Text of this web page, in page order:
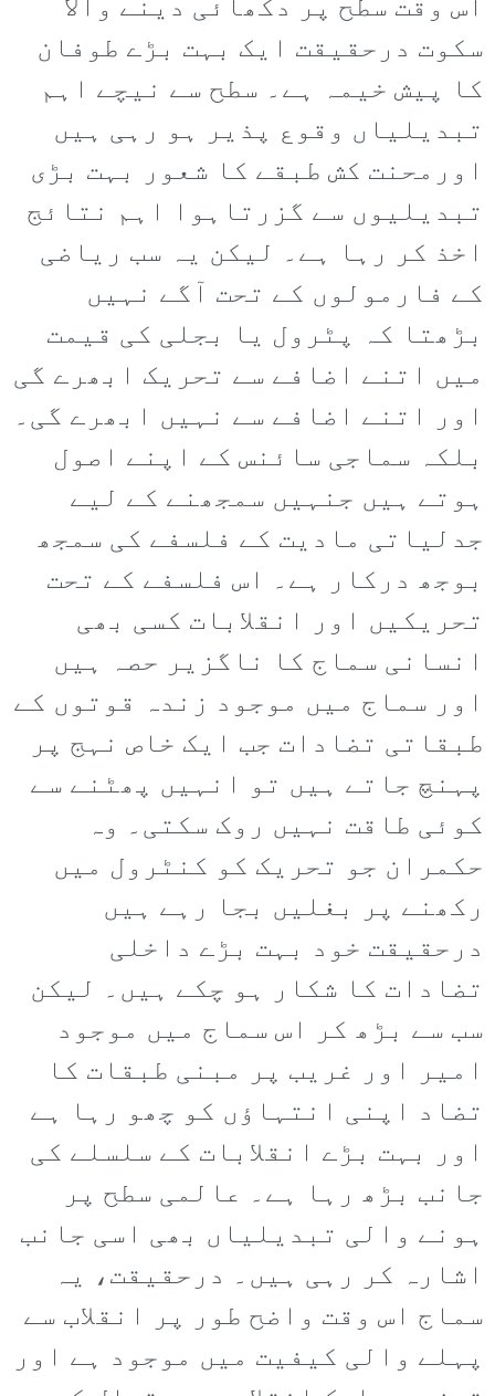
سکوت درحقیقت ایک بہت بڑے طوفان
کا پیش خیمہ ہے۔ سطح سے نیچے اہم
تبدیلیاں وقوع پذیر ہو رہی ہیں
اورمحنت کش طبقے کا شعور بہت بڑی
تبدیلیوں سے گزرتاہوا اہم نتائج
اخذ کر رہا ہے۔ لیکن یہ سب ریاضی
کے فارمولوں کے تحت آگے نہیں
بڑھتا کہ پٹرول یا بجلی کی قیمت
میں اتنے اضافے سے تحریک ابھرے گی
اور اتنے اضافے سے نہیں ابھرے گی۔
بلکہ سماجی سائنس کے اپنے اصول
ہوتے ہیں جنہیں سمجھنے کے لیے
جدلیاتی مادیت کے فلسفے کی سمجھ
بوجھ درکار ہے۔ اس فلسفے کے تحت
تحریکیں اور انقلابات کسی بھی
انسانی سماج کا ناگزیر حصہ ہیں
اور سماج میں موجود زندہ قوتوں کے
طبقاتی تضادات جب ایک خاص نہج پر
پہنچ جاتے ہیں تو انہیں پھٹنے سے
کوئی طاقت نہیں روک سکتی۔ وہ
حکمران جو تحریک کو کنٹرول میں
رکھنے پر بغلیں بجا رہے ہیں
درحقیقت خود بہت بڑے داخلی
تضادات کا شکار ہو چکے ہیں۔ لیکن
سب سے بڑھ کر اس سماج میں موجود
امیر اور غریب پر مبنی طبقات کا
تضاد اپنی انتہاؤں کو چھو رہا ہے
اور بہت بڑے انقلابات کے سلسلے کی
جانب بڑھ رہا ہے۔ عالمی سطح پر
ہونے والی تبدیلیاں بھی اسی جانب
اشارہ کر رہی ہیں۔ درحقیقت، یہ
سماج اس وقت واضح طور پر انقلاب سے
پہلے والی کیفیت میں موجود ہے اور